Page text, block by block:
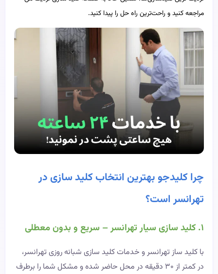
مراجعه کنید و راحت‌ترین راه حل را پیدا کنید.
چرا کلیدجو بهترین انتخاب کلید سازی در
تهرانسر است؟
۱. کلید سازی سیار تهرانسر – سریع و بدون معطلی
با کلید ساز تهرانسر و خدمات کلید سازی شبانه روزی تهرانسر،
در کمتر از ۳۰ دقیقه در محل حاضر شده و مشکل شما را برطرف